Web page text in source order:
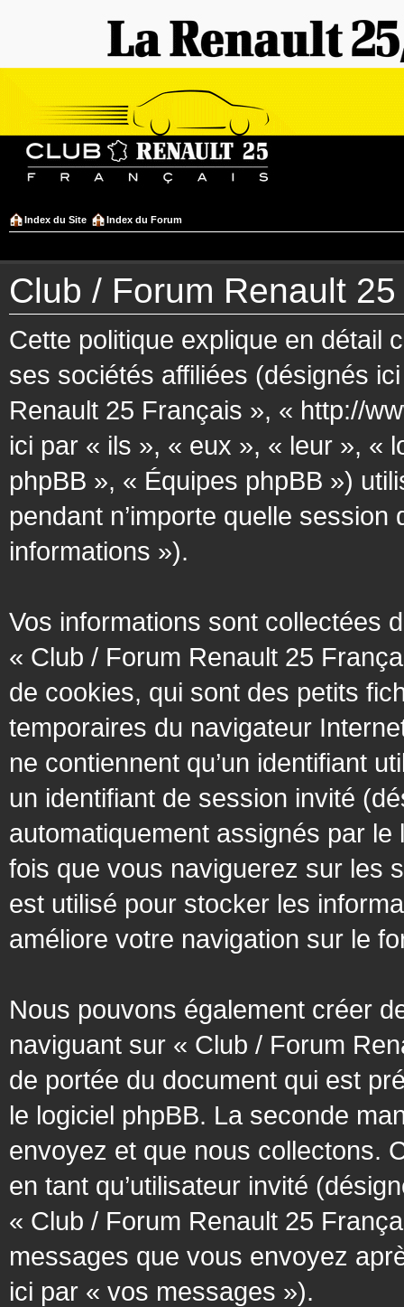
Index du Site Index du Forum
Club / Forum Renault
Cette politique explique en détail
ses sociétés affiliées (désignés
Renault 25 Français », « http://
ici par « ils », « eux », « leur », «
phpBB », « Équipes phpBB »)
pendant n’importe quelle
informations »).
Vos informations sont collectées
« Club / Forum Renault 25
de cookies, qui sont des petits
temporaires du navigateur
ne contiennent qu’un identifiant
un identifiant de session invité
automatiquement assignés par
fois que vous naviguerez sur les
est utilisé pour stocker les
améliore votre navigation sur le
Nous pouvons également créer
naviguant sur « Club / Forum
de portée du document qui est
le logiciel phpBB. La seconde
envoyez et que nous collectons.
en tant qu’utilisateur invité
« Club / Forum Renault 25
messages que vous envoyez
ici par « vos messages »).